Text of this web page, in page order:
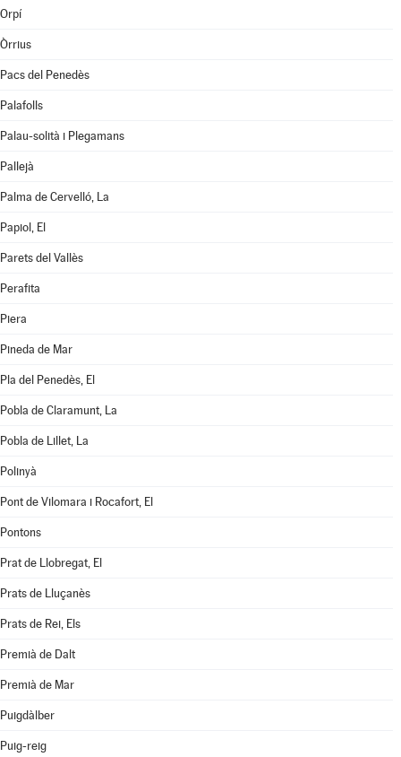
Orpí
Òrrius
Pacs del Penedès
Palafolls
Palau-solità i Plegamans
Pallejà
Palma de Cervelló, La
Papiol, El
Parets del Vallès
Perafita
Piera
Pineda de Mar
Pla del Penedès, El
Pobla de Claramunt, La
Pobla de Lillet, La
Polinyà
Pont de Vilomara i Rocafort, El
Pontons
Prat de Llobregat, El
Prats de Lluçanès
Prats de Rei, Els
Premià de Dalt
Premià de Mar
Puigdàlber
Puig-reig